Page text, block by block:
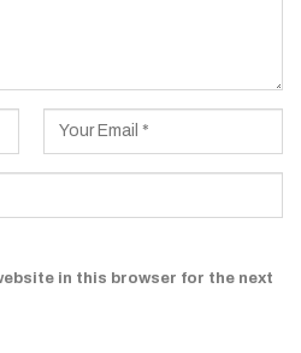
in this browser for the next